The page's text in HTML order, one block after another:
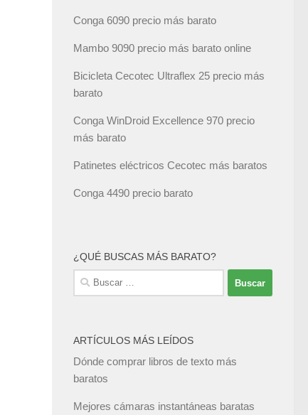
Conga 6090 precio más barato
Mambo 9090 precio más barato online
Bicicleta Cecotec Ultraflex 25 precio más
barato
Conga WinDroid Excellence 970 precio
más barato
Patinetes eléctricos Cecotec más baratos
Conga 4490 precio barato
¿QUÉ BUSCAS MÁS BARATO?
Buscar:
ARTÍCULOS MÁS LEÍDOS
Dónde comprar libros de texto más
baratos
Mejores cámaras instantáneas baratas